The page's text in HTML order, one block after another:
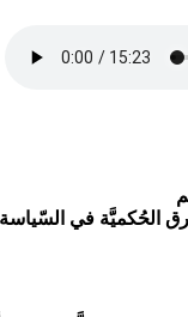
الحُكميَّة في